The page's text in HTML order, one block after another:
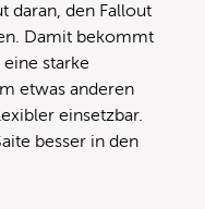
daran, den Fallout
Damit bekommt
eine starke
etwas anderen
einsetzbar.
besser in den